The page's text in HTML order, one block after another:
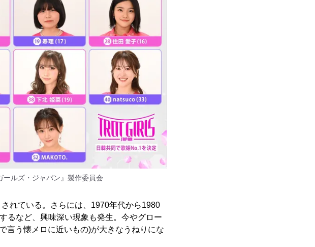
ルズ・ジャパン』製作委員会
れている。さらには、1970年代から1980
るなど、興味深い現象も発生。今やグロー
言う懐メロに近いもの)が大きなうねりにな